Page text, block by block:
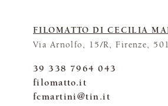
FILOMATTO DI CECILIA
Via Arnolfo, 15/R, Firenze,
39 338 7964 043
filomatto.it
fcmartini@tin.it